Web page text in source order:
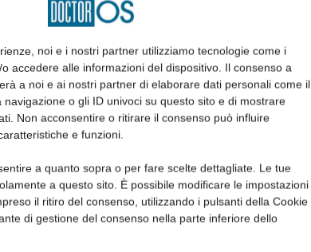
noi e i nostri partner utilizziamo tecnologie come i
accedere alle informazioni del dispositivo. Il consenso a
a noi e ai nostri partner di elaborare dati personali come il
o gli ID univoci su questo sito e di mostrare
Non acconsentire o ritirare il consenso può influire
e funzioni.
a quanto sopra o per fare scelte dettagliate. Le tue
a questo sito. È possibile modificare le impostazioni
il ritiro del consenso, utilizzando i pulsanti della Cookie
di gestione del consenso nella parte inferiore dello
atti all’esercizio professionale.
anche da parte di autorevoli
non veniva, salvo alcune voci fuori dal
forniti ai futuri medici solo pochi
del corso di patologia o clinica chirurgica